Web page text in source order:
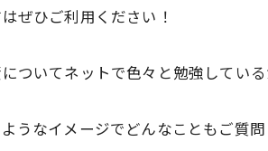
ぜひご利用ください！
ついてネットで色々と勉強してい
うなイメージでどんなこともご質問